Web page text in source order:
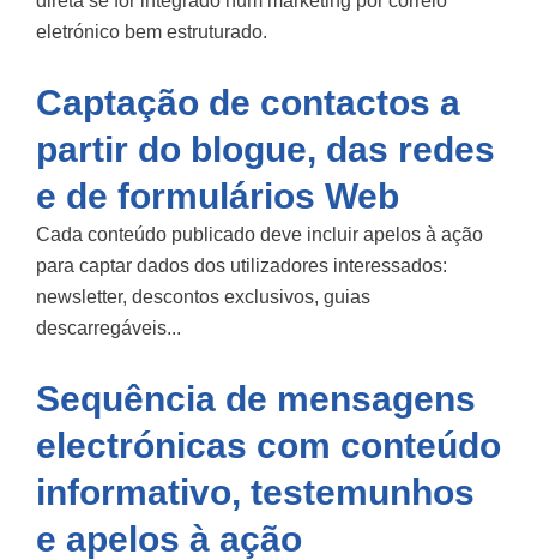
eletrónico bem estruturado.
Captação de contactos a
partir do blogue, das redes
e de formulários Web
Cada conteúdo publicado deve incluir apelos à ação
para captar dados dos utilizadores interessados:
newsletter, descontos exclusivos, guias
descarregáveis...
Sequência de mensagens
electrónicas com conteúdo
informativo, testemunhos
e apelos à ação